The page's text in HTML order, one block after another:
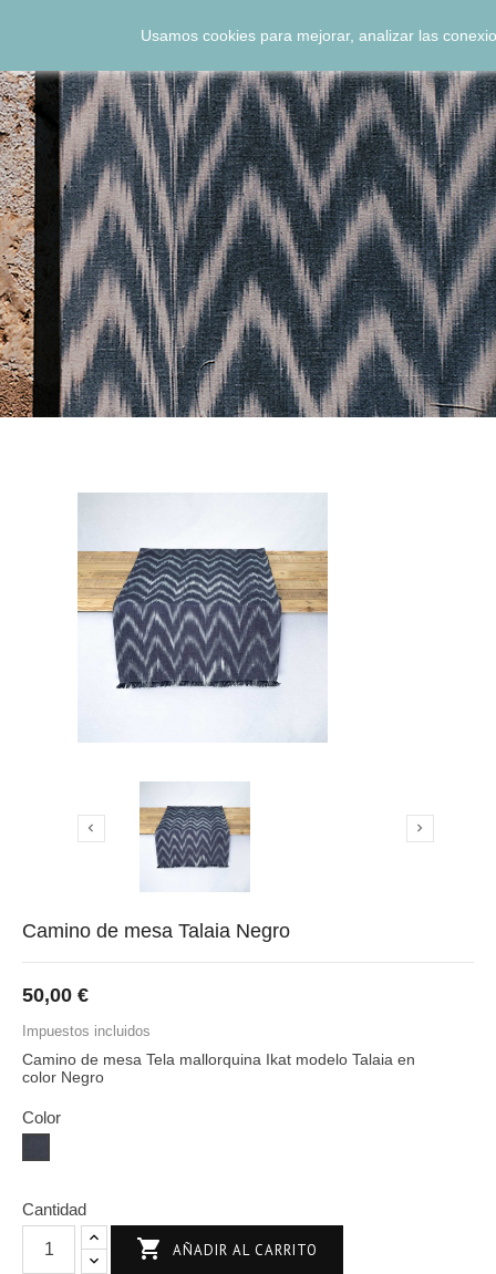
Usamos cookies para mejorar, analizar las
 
Camino de mesa Talaia Negro
50,00 €
Impuestos incluidos
Camino de mesa Tela mallorquina Ikat modelo Talaia en
color Negro
Color
Cantidad
 AÑADIR AL CARRITO